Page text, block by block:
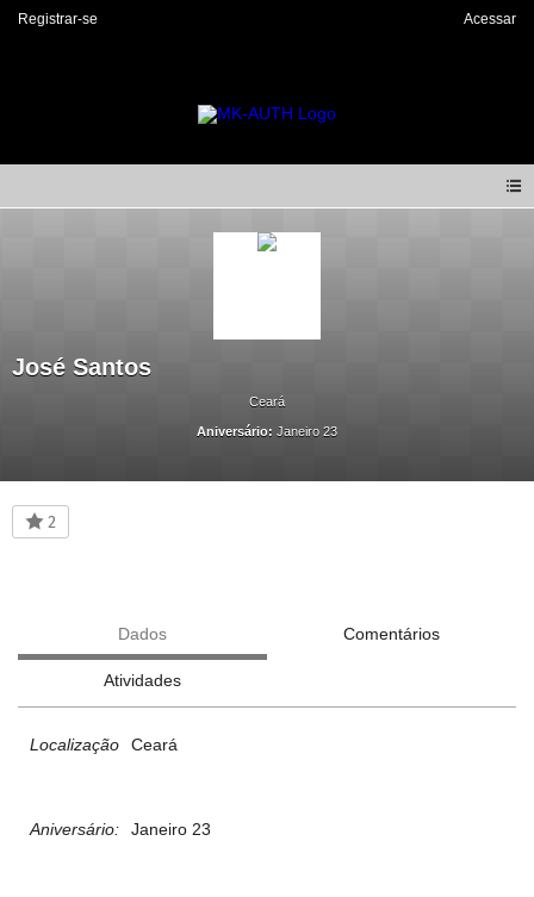
Registrar-se Acessar
José Santos
Ceará
Aniversário: Janeiro 23
2
Dados Comentários
Atividades
Localização Ceará
Aniversário: Janeiro 23